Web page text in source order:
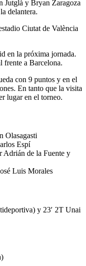
Jutglà y Bryan Zaragoza
delantera.
Ciutat de València
en la próxima jornada.
frente a Barcelona.
con 9 puntos y en el
En tanto que la visita
lugar en el torneo.
Olasagasti
Espí
Adrián de la Fuente y
Luis Morales
y 23′ 2T Unai